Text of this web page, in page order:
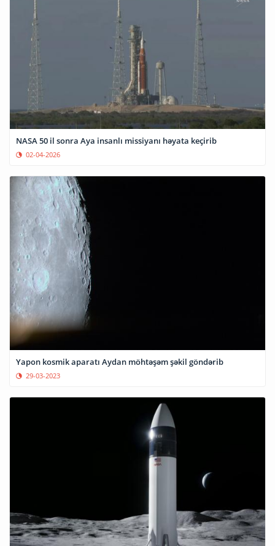
NASA 50 il sonra Aya insanlı missiyanı həyata keçirib
02-04-2026
Yapon kosmik aparatı Aydan möhtəşəm şəkil göndərib
29-03-2023